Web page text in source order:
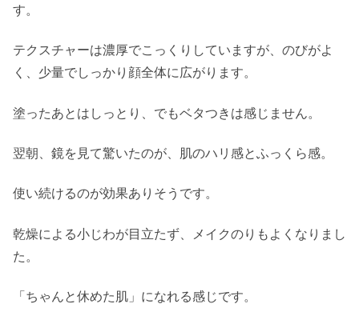
す。
テクスチャーは濃厚でこっくりしていますが、のびがよ
く、 少量でしっかり顔全体に広がります。
塗ったあとはしっとり、でもベタつきは感じません。
翌朝、鏡を見て驚いたのが、肌のハリ感とふっくら感。
使い続けるのが効果ありそうです。
乾燥による小じわが目立たず、メイクのりもよくなりまし
た。
「ちゃんと休めた肌」になれる感じです。